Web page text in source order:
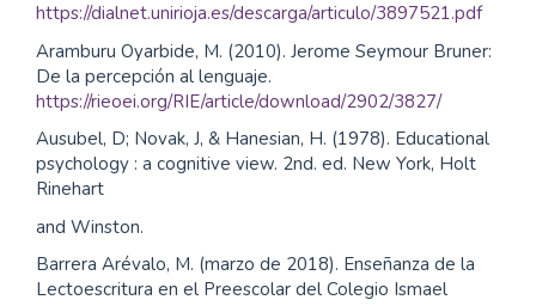
https://dialnet.unirioja.es/descarga/articulo/3897521.pdf
Aramburu Oyarbide, M. (2010). Jerome Seymour Bruner:
De la percepción al lenguaje.
https://rieoei.org/RIE/article/download/2902/3827/
Ausubel, D; Novak, J, & Hanesian, H. (1978). Educational
psychology : a cognitive view. 2nd. ed. New York, Holt
Rinehart
and Winston.
Barrera Arévalo, M. (marzo de 2018). Enseñanza de la
Lectoescritura en el Preescolar del Colegio Ismael